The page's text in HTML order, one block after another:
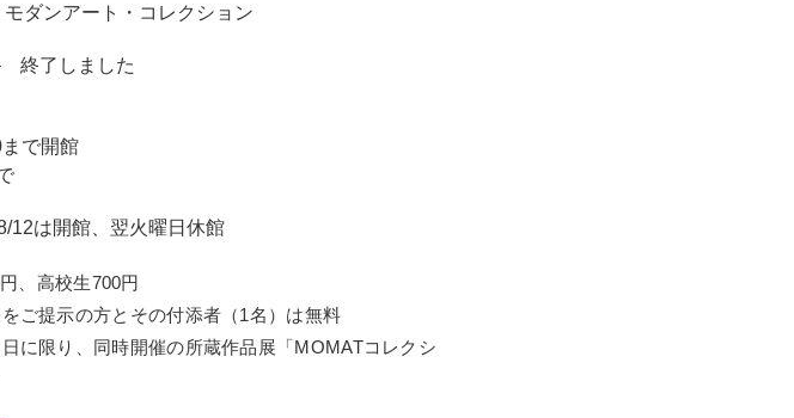
ダンアート・コレクション
終了しました
で開館
12は開館、翌火曜日休館
、高校生700円
ご提示の方とその付添者（1名）は無料
に限り、同時開催の所蔵作品展「MOMATコレクシ